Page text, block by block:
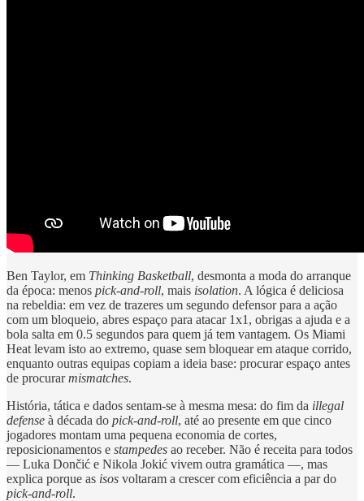
Ben Taylor, em Thinking Basketball, desmonta a moda do arranque
da época: menos pick-and-roll, mais isolation. A lógica é deliciosa
na rebeldia: em vez de trazeres um segundo defensor para a ação
com um bloqueio, abres espaço para atacar 1x1, obrigas a ajuda e a
bola salta em 0.5 segundos para quem já tem vantagem. Os Miami
Heat levam isto ao extremo, quase sem bloquear em ataque corrido,
enquanto outras equipas copiam a ideia base: procurar espaço antes
de procurarmismatches.
História, tática e dados sentam-se à mesma mesa: do fim da illegal
defense à década do pick-and-roll, até ao presente em que cinco
jogadores montam uma pequena economia de cortes,
reposicionamentos e stampedes ao receber. Não é receita para todos
— Luka Dončić e Nikola Jokić vivem outra gramática —, mas
explica porque as isos voltaram a crescer com eficiência a par do
pick-and-roll.